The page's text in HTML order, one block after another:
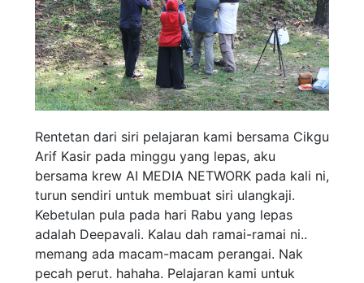
Rentetan dari siri pelajaran kami bersama Cikgu
Arif Kasir pada minggu yang lepas, aku
bersama krew AI MEDIA NETWORK pada kali ni,
turun sendiri untuk membuat siri ulangkaji.
Kebetulan pula pada hari Rabu yang lepas
adalah Deepavali. Kalau dah ramai-ramai ni..
memang ada macam-macam perangai. Nak
pecah perut. hahaha. Pelajaran kami untuk